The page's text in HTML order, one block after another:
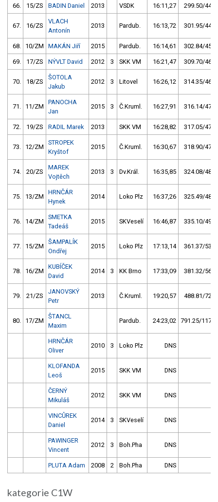
66. 15/ZS BADIN Daniel 2013 VSDK 16:11,27 299.50/44,6
67. 16/ZS
VLACH
Antonín
2013 Pardub. 16:13,72 301.95/44,9
68. 10/ZM MAKÁN Jiří 2015 Pardub. 16:14,61 302.84/45,1
69. 17/ZS NÝVLT David 2012 3 SKK VM 16:21,47 309.70/46,1
70. 18/ZS
ŠOTOLA
Jakub
2012 3 Litovel 16:26,12 314.35/46,8
71. 11/ZM
PANOCHA
Jan
2015 3 Č.Kruml. 16:27,91 316.14/47,1
72. 19/ZS RADIL Marek 2013 SKK VM 16:28,82 317.05/47,2
73. 12/ZM
STROPEK
Kryštof
2015 Č.Kruml. 16:30,67 318.90/47,5
74. 20/ZS
MAREK
Vojtěch
2013 3 Dv.Král. 16:35,85 324.08/48,2
75. 13/ZM
HRNČÁR
Hynek
2014 Loko Plz 16:37,26 325.49/48,5
76. 14/ZM
SMETKA
Tadeáš
2015 SKVeselí 16:46,87 335.10/49,9
77. 15/ZM
ŠAMPALÍK
Ondřej
2015 Loko Plz 17:13,14 361.37/53,8
78. 16/ZM
KUBÍČEK
David
2014 3 KK Brno 17:33,09 381.32/56,8
79. 21/ZS
JANOVSKÝ
Petr
2013 Č.Kruml. 19:20,57 488.81/72,8
80. 17/ZM
ŠTANCL
Maxim
Pardub. 24:23,02 791.25/117,8
HRNČÁR
Oliver
2010 3 Loko Plz DNS
KLOFANDA
Leoš
2015 SKK VM DNS
ČERNÝ
Mikuláš
2012 SKK VM DNS
VINCŮREK
Daniel
2014 3 SKVeselí DNS
PAWINGER
Vincent
2012 3 Boh.Pha DNS
PLUTA Adam 2008 2 Boh.Pha DNS
kategorie C1W